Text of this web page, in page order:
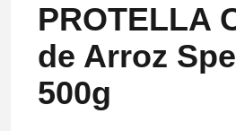
PROTELLA
de Arroz
500g